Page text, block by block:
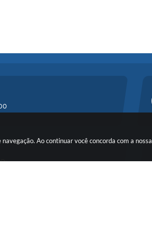
Ao continuar você concorda com a nossa